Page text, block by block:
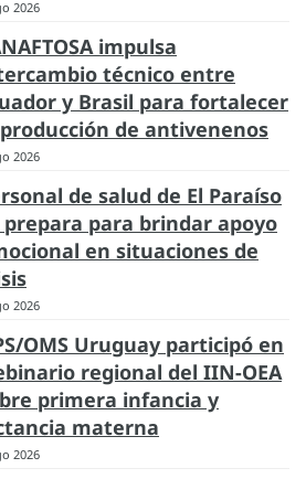
2026
impulsa
técnico entre
y Brasil para fortalecer
de antivenenos
2026
de salud de El Paraíso
prepara para brindar apoyo
en situaciones de
2026
OMS Uruguay participó en
regional del IIN-OEA
primera infancia y
materna
2026